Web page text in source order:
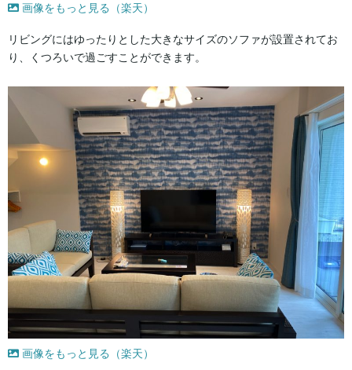
画像をもっと見る（楽天）
リビングにはゆったりとした大きなサイズのソファが設置されてお
り、くつろいで過ごすことができます。
画像をもっと見る（楽天）